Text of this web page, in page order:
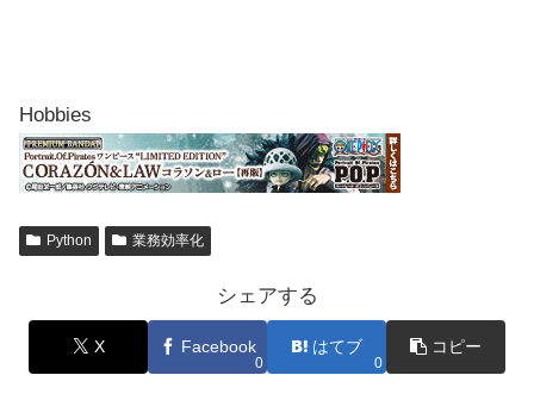
Hobbies
Python 業務効率化
シェアする
X Facebook
0
はてブ
0
コピー